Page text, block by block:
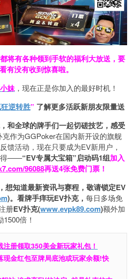
将有各种领到手软的福利大放送，要
有没有收到惊喜啦。
妹，现在正是你加入的最好时机！
逆转胜” 了解更多活跃新朋友限量送
和全球的牌手们一起切磋技艺，感受
克作为GGPoker在国内新开设的旗舰
馈活动，现在只要成为EV新用户，
得——“EV专属大宝箱”启动码1组加入
96088再送4张免费门票！
想知道最新资讯与赛程， 敬请锁定EV
)。 看牌手痒玩EV扑克， 每日多场免
册EV扑克(www.evpk89.com)额外加
倍！
册领取350美金新玩家礼包！
现金红包至牌局底池或玩家余额!快